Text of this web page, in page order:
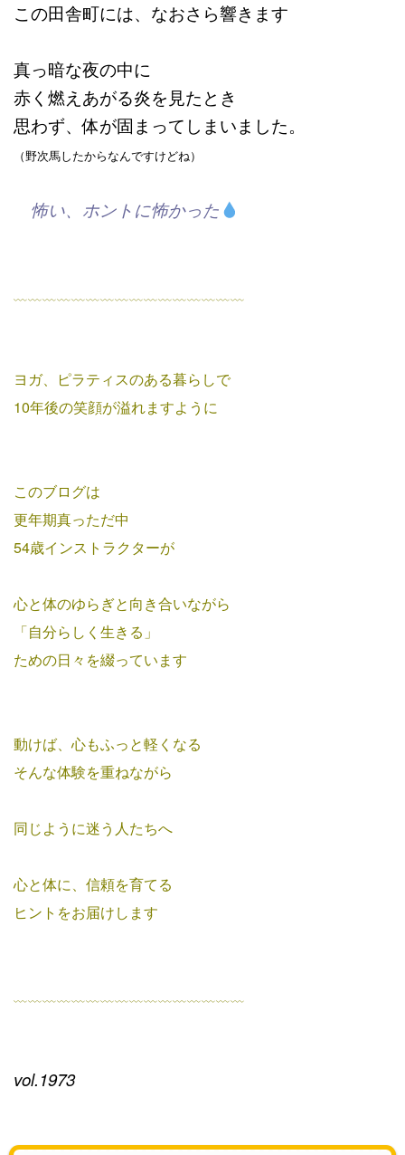
この田舎町には、なおさら響きます
真っ暗な夜の中に
赤く燃えあがる炎を見たとき
思わず、体が固まってしまいました。
（野次馬したからなんですけどね）
怖い、ホントに怖かった
﹏﹏﹏﹏﹏﹏﹏﹏﹏﹏﹏﹏﹏﹏﹏﹏
ヨガ、ピラティスのある暮らしで
10年後の笑顔が溢れますように
このブログは
更年期真っただ中
54歳インストラクターが
心と体のゆらぎと向き合いながら
「自分らしく生きる」
ための日々を綴っています
動けば、心もふっと軽くなる
そんな体験を重ねながら
同じように迷う人たちへ
心と体に、信頼を育てる
ヒントをお届けします
﹏﹏﹏﹏﹏﹏﹏﹏﹏﹏﹏﹏﹏﹏﹏﹏
vol.1973